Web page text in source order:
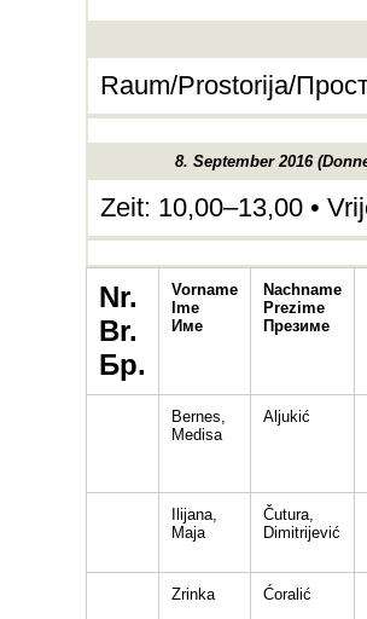
Raum/Prostorija/
8. September 2016
Zeit: 10,00–13,00 •
Nr.
Br.
Бр.
Vorname
Ime
Име
Nachname
Prezime
Презиме
Bernes,
Medisa
Aljukić
Ilijana,
Maja
Čutura,
Dimitrijević
Zrinka Ćoralić